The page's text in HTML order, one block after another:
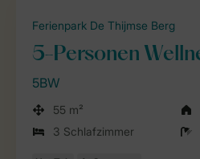
Ferienpark De Thijmse Berg
5-Personen
5BW
55 m²
3 Schlafzimmer